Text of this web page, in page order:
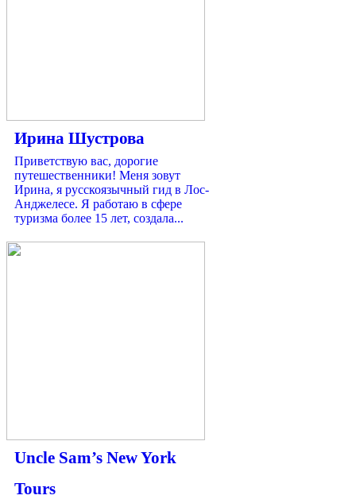
Ирина Шустрова
Приветствую вас, дорогие
путешественники! Меня зовут
Ирина, я русскоязычный гид в Лос-
Анджелесе. Я работаю в сфере
туризма более 15 лет, создала...
Uncle Sam’s New York
Tours